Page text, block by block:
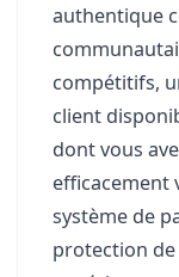
authentique
compétitifs,
client
dont vous
efficacement
système de
protection